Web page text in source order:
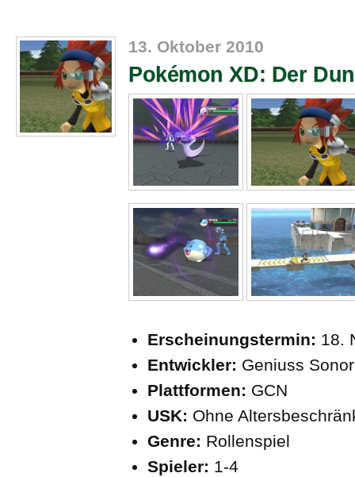
13. Oktober 2010
Pokémon XD: Der
Erscheinungstermin: 18.
Entwickler: Geniuss
Plattformen: GCN
USK: Ohne
Genre: Rollenspiel
Spieler: 1-4